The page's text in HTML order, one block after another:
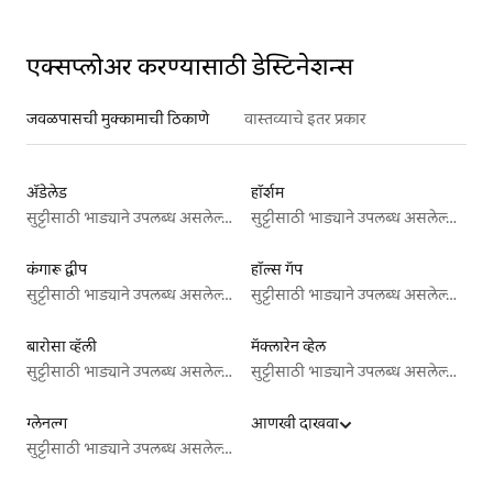
एक्सप्लोअर करण्यासाठी डेस्टिनेशन्स
जवळपासची मुक्कामाची ठिकाणे वास्तव्याचे इतर प्रकार
अ‍ॅडेलेड
सुट्टीसाठी भाड्याने उपलब्ध असलेल्या जागा
हॉर्शम
सुट्टीसाठी भाड्याने उपलब्ध असलेल्या जागा
कंगारू द्वीप
सुट्टीसाठी भाड्याने उपलब्ध असलेल्या जागा
हॉल्स गॅप
सुट्टीसाठी भाड्याने उपलब्ध असलेल्या जागा
बारोसा व्हॅली
सुट्टीसाठी भाड्याने उपलब्ध असलेल्या जागा
मॅक्लारेन व्हेल
सुट्टीसाठी भाड्याने उपलब्ध असलेल्या जागा
ग्लेनल्ग
सुट्टीसाठी भाड्याने उपलब्ध असलेल्या जागा
आणखी दाखवा